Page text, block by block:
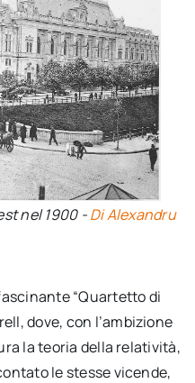
nel 1900 -Di Alexandru
“Quartetto di
dove, con l’ambizione
la teoria della relatività,
le stesse vicende,